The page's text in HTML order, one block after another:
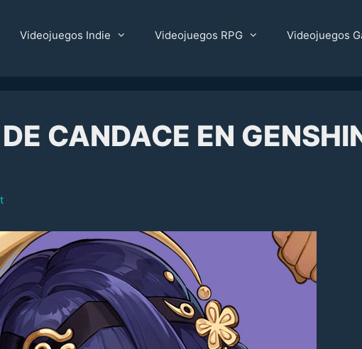
Videojuegos Indie Videojuegos RPG Videojuegos
CANDACE EN